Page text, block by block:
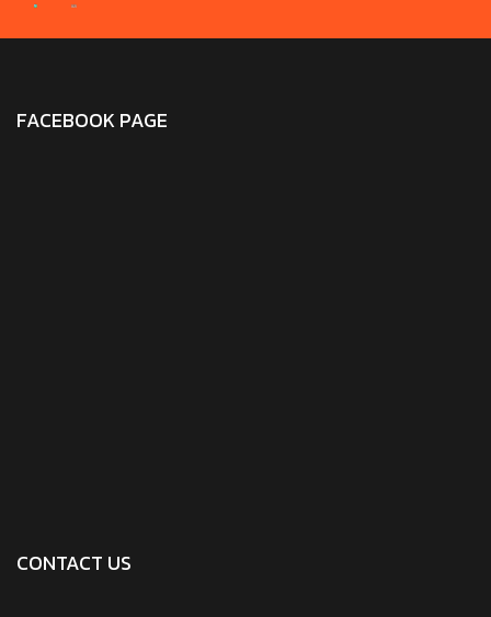
FACEBOOK PAGE
CONTACT US